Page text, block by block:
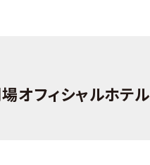
オフィシャルホテル